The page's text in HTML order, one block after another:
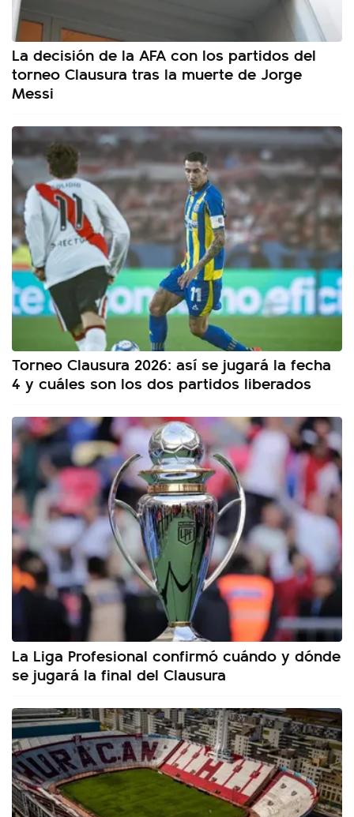
La decisión de la AFA con los partidos del
torneo Clausura tras la muerte de Jorge
Messi
Torneo Clausura 2026: así se jugará la fecha
4 y cuáles son los dos partidos liberados
La Liga Profesional confirmó cuándo y dónde
se jugará la final del Clausura